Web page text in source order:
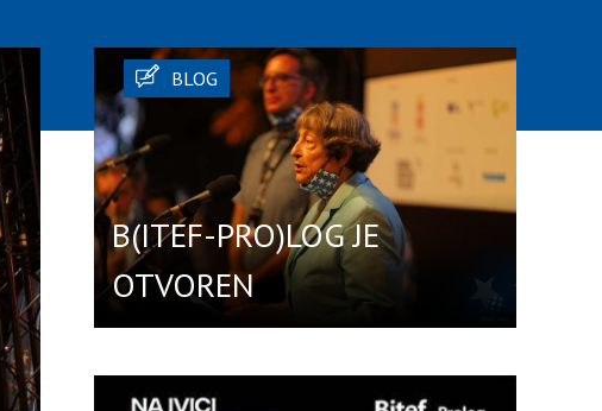
BLOG
B(ITEF-PRO)LOG JE
OTVOREN